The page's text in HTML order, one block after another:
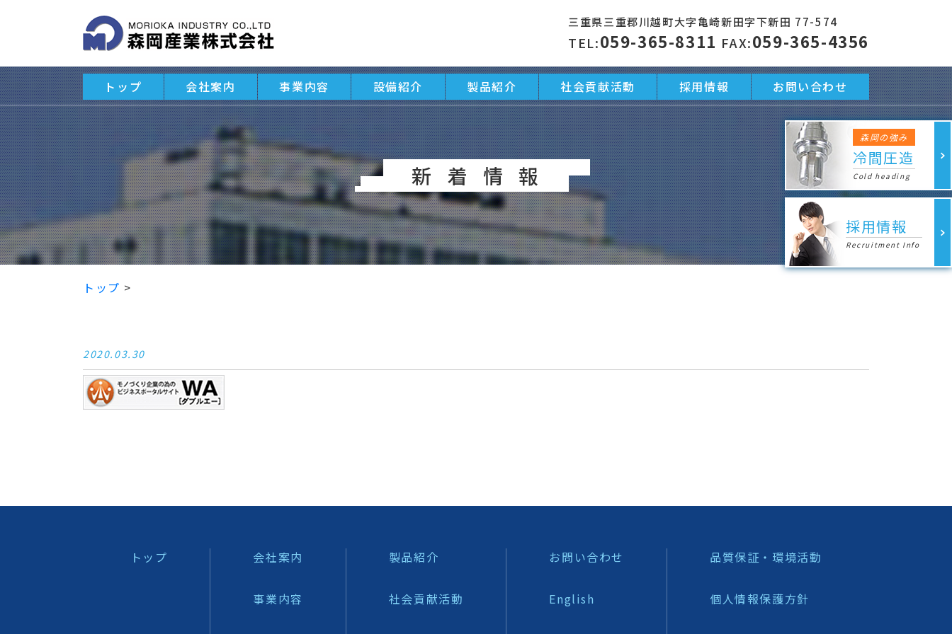
三重県三重郡川越町大字亀崎新田字下新田 77-574
TEL:059-365-8311 FAX:059-365-4356
新着情報
トップ 会社案内 事業内容 設備紹介 製品紹介 社会貢献活動 採用情報 お問い合わせ
トップ >
森岡の強み
冷間圧造
Cold heading
採用情報
Recruitment Info
2020.03.30
トップ 会社案内
事業内容
製品紹介
社会貢献活動
お問い合わせ
English
品質保証・環境活動
個人情報保護方針